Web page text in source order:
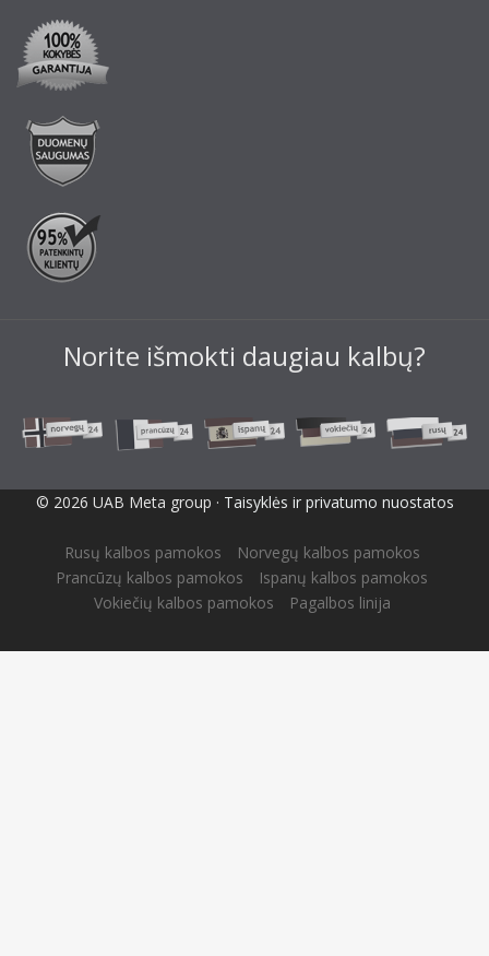
Norite išmokti daugiau kalbų?
© 2026 UAB Meta group · Taisyklės ir privatumo nuostatos
Rusų kalbos pamokos
Norvegų kalbos pamokos
Prancūzų kalbos pamokos
Ispanų kalbos pamokos
Vokiečių kalbos pamokos
Pagalbos linija